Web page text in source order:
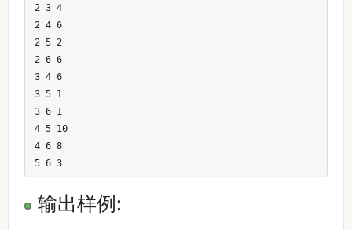
2 3 4
2 4 6
2 5 2
2 6 6
3 4 6
3 5 1
3 6 1
4 5 10
4 6 8
5 6 3
输出样例: